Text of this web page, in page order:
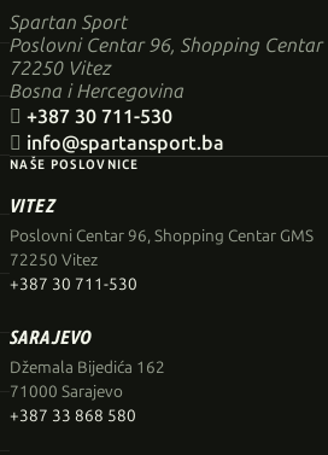
Spartan Sport
Poslovni Centar 96, Shopping Centar
72250 Vitez
Bosna i Hercegovina
 +387 30 711-530
 info@spartansport.ba
NAŠE POSLOVNICE
VITEZ
Poslovni Centar 96, Shopping Centar GMS
72250 Vitez
+387 30 711-530
SARAJEVO
Džemala Bijedića 162
71000 Sarajevo
+387 33 868 580